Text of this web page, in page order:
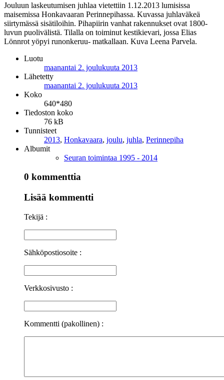
Jouluun laskeutumisen juhlaa vietettiin 1.12.2013 lumisissa
maisemissa Honkavaaran Perinnepihassa. Kuvassa juhlaväkeä
siirtymässä sisätiloihin. Pihapiirin vanhat rakennukset ovat 1800-
luvun puolivälistä. Tilalla on toiminut kestikievari, jossa Elias
Lönnrot yöpyi runonkeruu- matkallaan. Kuva Leena Parvela.
Luotu
maanantai 2. joulukuuta 2013
Lähetetty
maanantai 2. joulukuuta 2013
Koko
640*480
Tiedoston koko
76 kB
Tunnisteet
2013, Honkavaara, joulu, juhla, Perinnepiha
Albumit
Seuran toimintaa 1995 - 2014
0 kommenttia
Lisää kommentti
Tekijä :
Sähköpostiosoite :
Verkkosivusto :
Kommentti (pakollinen) :